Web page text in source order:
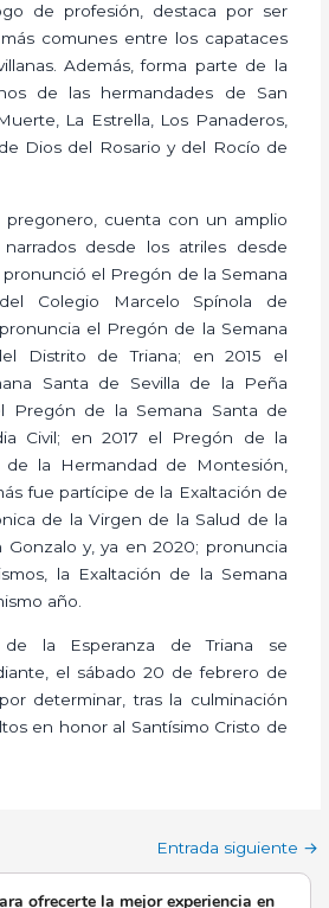
de profesión, destaca por ser
comunes entre los capataces
Además, forma parte de la
de las hermandades de San
La Estrella, Los Panaderos,
Dios del Rosario y del Rocío de
cuenta con un amplio
desde los atriles desde
el Pregón de la Semana
Colegio Marcelo Spínola de
el Pregón de la Semana
Distrito de Triana; en 2015 el
Santa de Sevilla de la Peña
Pregón de la Semana Santa de
Civil; en 2017 el Pregón de la
la Hermandad de Montesión,
fue partícipe de la Exaltación de
de la Virgen de la Salud de la
Gonzalo y, ya en 2020; pronuncia
la Exaltación de la Semana
año.
la Esperanza de Triana se
el sábado 20 de febrero de
determinar, tras la culminación
en honor al Santísimo Cristo de
Entrada siguiente →
ofrecerte la mejor experiencia en